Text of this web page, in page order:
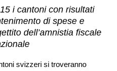
i cantoni con risultati
di spese e
dell’amnistia fiscale
svizzeri si troveranno